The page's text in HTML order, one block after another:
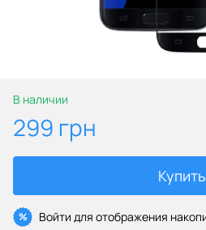
В наличии
299 грн
Купить
% Войти для отображения